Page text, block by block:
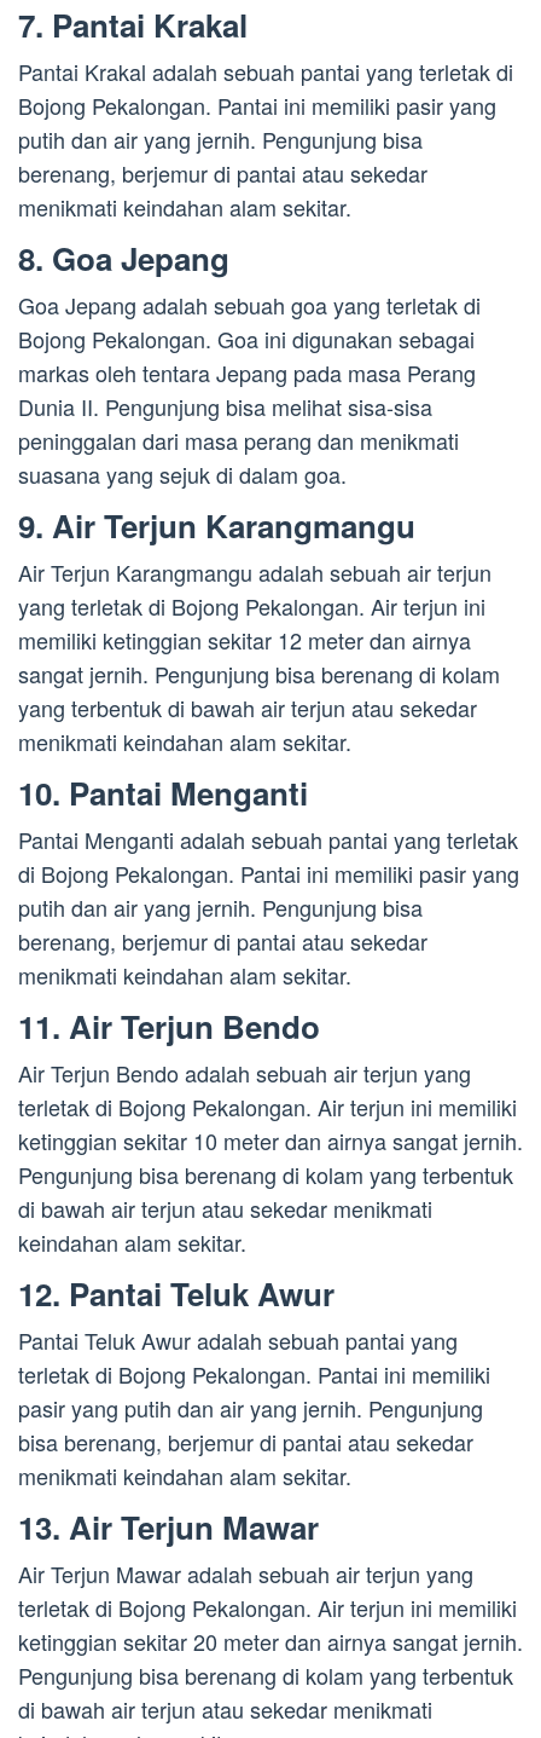
7. Pantai Krakal
Pantai Krakal adalah sebuah pantai yang terletak di
Bojong Pekalongan. Pantai ini memiliki pasir yang
putih dan air yang jernih. Pengunjung bisa
berenang, berjemur di pantai atau sekedar
menikmati keindahan alam sekitar.
8. Goa Jepang
Goa Jepang adalah sebuah goa yang terletak di
Bojong Pekalongan. Goa ini digunakan sebagai
markas oleh tentara Jepang pada masa Perang
Dunia II. Pengunjung bisa melihat sisa-sisa
peninggalan dari masa perang dan menikmati
suasana yang sejuk di dalam goa.
9. Air Terjun Karangmangu
Air Terjun Karangmangu adalah sebuah air terjun
yang terletak di Bojong Pekalongan. Air terjun ini
memiliki ketinggian sekitar 12 meter dan airnya
sangat jernih. Pengunjung bisa berenang di kolam
yang terbentuk di bawah air terjun atau sekedar
menikmati keindahan alam sekitar.
10. Pantai Menganti
Pantai Menganti adalah sebuah pantai yang terletak
di Bojong Pekalongan. Pantai ini memiliki pasir yang
putih dan air yang jernih. Pengunjung bisa
berenang, berjemur di pantai atau sekedar
menikmati keindahan alam sekitar.
11. Air Terjun Bendo
Air Terjun Bendo adalah sebuah air terjun yang
terletak di Bojong Pekalongan. Air terjun ini memiliki
ketinggian sekitar 10 meter dan airnya sangat jernih.
Pengunjung bisa berenang di kolam yang terbentuk
di bawah air terjun atau sekedar menikmati
keindahan alam sekitar.
12. Pantai Teluk Awur
Pantai Teluk Awur adalah sebuah pantai yang
terletak di Bojong Pekalongan. Pantai ini memiliki
pasir yang putih dan air yang jernih. Pengunjung
bisa berenang, berjemur di pantai atau sekedar
menikmati keindahan alam sekitar.
13. Air Terjun Mawar
Air Terjun Mawar adalah sebuah air terjun yang
terletak di Bojong Pekalongan. Air terjun ini memiliki
ketinggian sekitar 20 meter dan airnya sangat jernih.
Pengunjung bisa berenang di kolam yang terbentuk
di bawah air terjun atau sekedar menikmati